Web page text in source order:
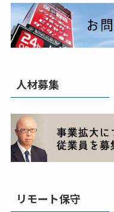
人材募集
リモート保守